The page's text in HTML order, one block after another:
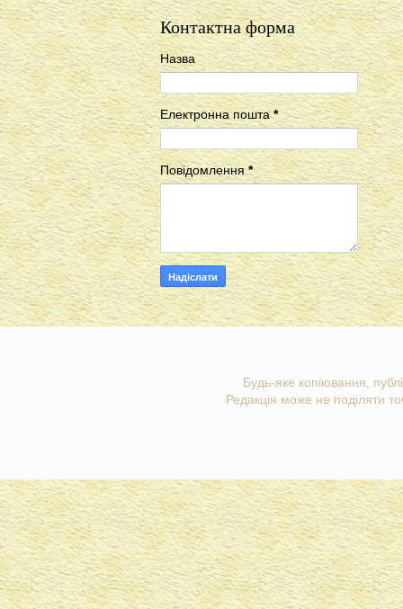
Контактна форма
Назва
Електронна пошта*
Повідомлення*
Будь-яке копіювання,
Редакція може не поділяти